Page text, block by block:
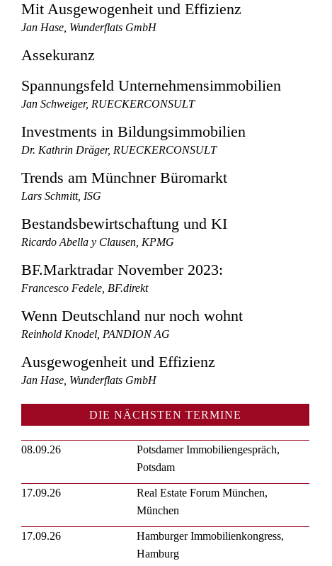
Mit Ausgewogenheit und Effizienz
Jan Hase, Wunderflats GmbH
Assekuranz
Spannungsfeld Unternehmensimmobilien
Jan Schweiger, RUECKERCONSULT
Investments in Bildungsimmobilien
Dr. Kathrin Dräger, RUECKERCONSULT
Trends am Münchner Büromarkt
Lars Schmitt, ISG
Bestandsbewirtschaftung und KI
Ricardo Abella y Clausen, KPMG
BF.Marktradar November 2023:
Francesco Fedele, BF.direkt
Wenn Deutschland nur noch wohnt
Reinhold Knodel, PANDION AG
Ausgewogenheit und Effizienz
Jan Hase, Wunderflats GmbH
DIE NÄCHSTEN TERMINE
08.09.26
Potsdamer Immobiliengespräch,
Potsdam
17.09.26
Real Estate Forum München,
München
17.09.26
Hamburger Immobilienkongress,
Hamburg